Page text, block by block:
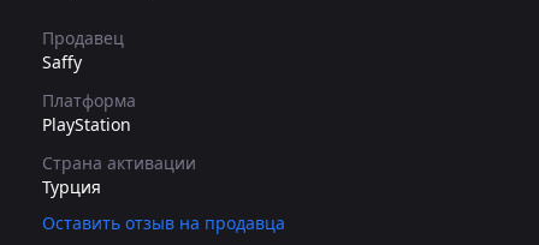
Продавец
Saffy
Платформа
PlayStation
Страна активации
Турция
Оставить отзыв на продавца